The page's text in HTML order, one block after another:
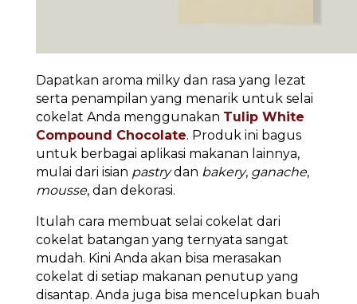
Dapatkan aroma milky dan rasa yang lezat
serta penampilan yang menarik untuk selai
cokelat Anda menggunakan Tulip White
Compound Chocolate. Produk ini bagus
untuk berbagai aplikasi makanan lainnya,
mulai dari isian pastrydan bakery, ganache,
mousse, dan dekorasi.
Itulah cara membuat selai cokelat dari
cokelat batangan yang ternyata sangat
mudah. Kini Anda akan bisa merasakan
cokelat di setiap makanan penutup yang
disantap. Anda juga bisa mencelupkan buah